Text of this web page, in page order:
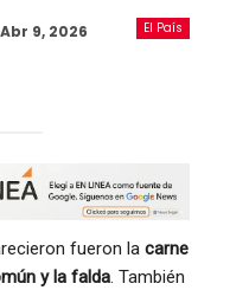
El País
Abr 9, 2026
fueron la carne
y la falda. También